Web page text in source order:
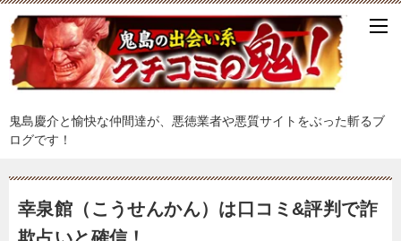
鬼島慶介と愉快な仲間達が、悪徳業者や悪質サイトをぶった斬るブ
ログです！
幸泉館（こうせんかん）は口コミ&評判で詐
欺占いと確信！